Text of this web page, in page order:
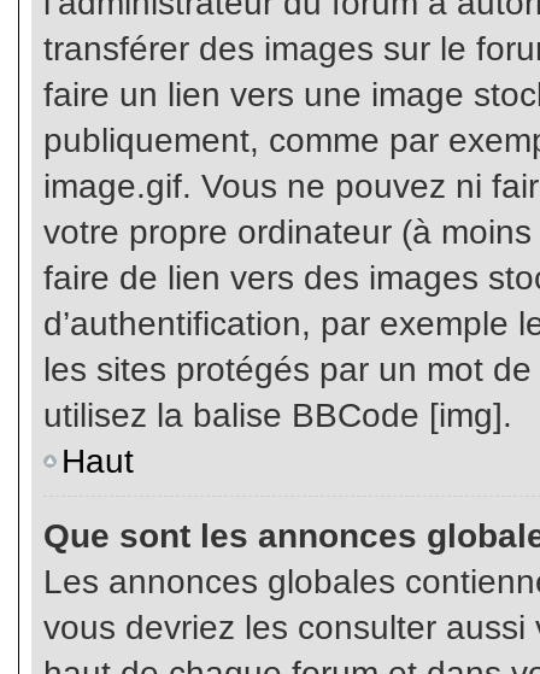
transférer des images sur le
faire un lien vers une image
publiquement, comme par
image.gif. Vous ne pouvez ni
votre propre ordinateur (à
faire de lien vers des images
d’authentification, par exemple
les sites protégés par un mot
utilisez la balise BBCode [img].
Haut
Que sont les annonces
Les annonces globales
vous devriez les consulter